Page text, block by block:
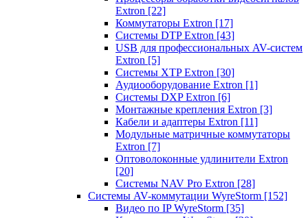
Extron [22]
Коммутаторы Extron [17]
Системы DTP Extron [43]
USB для профессиональных AV-систем
Extron [5]
Системы XTP Extron [30]
Аудиооборудование Extron [1]
Системы DXP Extron [6]
Монтажные крепления Extron [3]
Кабели и адаптеры Extron [11]
Модульные матричные коммутаторы
Extron [7]
Оптоволоконные удлинители Extron
[20]
Системы NAV Pro Extron [28]
Системы AV-коммутации WyreStorm [152]
Видео по IP WyreStorm [35]